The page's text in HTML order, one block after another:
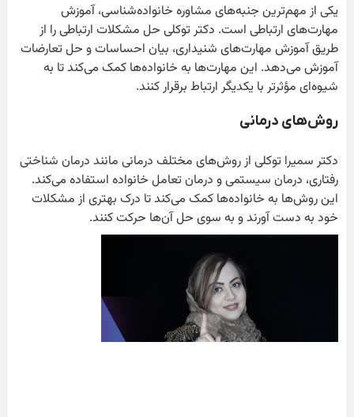
یکی از مهم‌ترین جنبه‌های مشاوره خانواده‌شناسی، آموزش
مهارت‌های ارتباطی است. دکتر توکلی حل مشکلات ارتباطی را از
طریق آموزش مهارت‌های شنیداری، بیان احساسات و حل تعارضات
آموزش می‌دهد. این مهارت‌ها به خانواده‌ها کمک می‌کند تا به
شیوه‌ای مؤثرتر با یکدیگر ارتباط برقرار کنند.
روش‌های درمانی
دکتر سمیرا توکلی از روش‌های مختلف درمانی مانند درمان شناختی
رفتاری، درمان سیستمی و درمان تعامل خانواده استفاده می‌کند.
این روش‌ها به خانواده‌ها کمک می‌کند تا درک بهتری از مشکلات
خود به دست آورند و به سوی حل آن‌ها حرکت کنند.